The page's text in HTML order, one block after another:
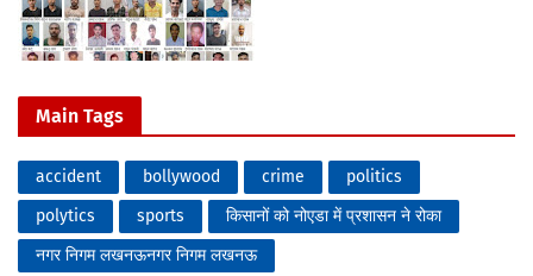
Main Tags
accident bollywood crime
politics
polytics
sports
किसानों को नोएडा में प्रशासन ने रोका
नगर निगम लखनऊनगर निगम लखनऊ